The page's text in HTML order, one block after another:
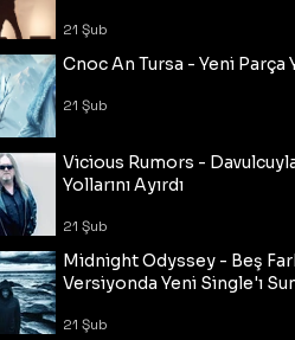
21 Şub
Cnoc An Tursa - Yeni Parça
21 Şub
Vicious Rumors -
Yollarını Ayırdı
21 Şub
Midnight Odyssey - Beş
Versiyonda Yeni Single'ı
21 Şub